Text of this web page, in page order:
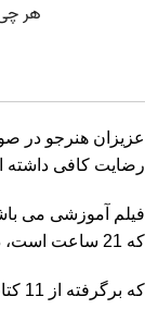
رضایت کافی داشته اید
فیلم آموزشی می
که 21 ساعت است، دارای 242 صفحه جزوه به شکل pdf بوده
که